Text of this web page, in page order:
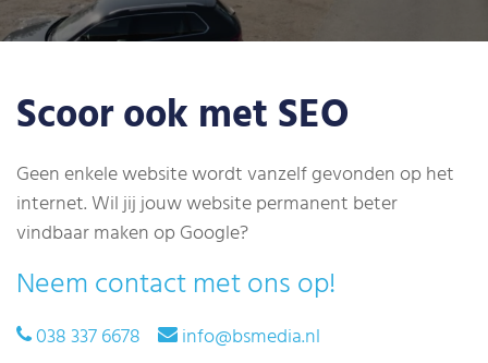
Scoor ook met SEO
Geen enkele website wordt vanzelf gevonden op het
internet. Wil jij jouw website permanent beter
vindbaar maken op Google?
Neem contact met ons op!
038 337 6678 info@bsmedia.nl